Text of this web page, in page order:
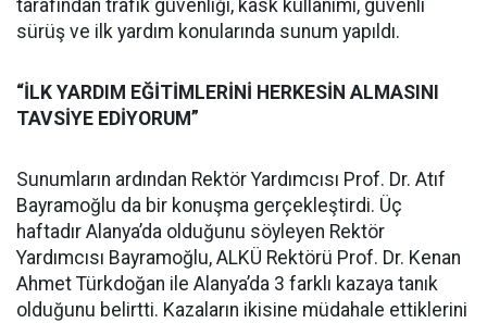
tarafından trafik güvenliği, kask kullanımı, güvenli
sürüş ve ilk yardım konularında sunum yapıldı.
“İLK YARDIM EĞİTİMLERİNİ HERKESİN ALMASINI
TAVSİYE EDİYORUM”
Sunumların ardından Rektör Yardımcısı Prof. Dr. Atıf
Bayramoğlu da bir konuşma gerçekleştirdi. Üç
haftadır Alanya’da olduğunu söyleyen Rektör
Yardımcısı Bayramoğlu, ALKÜ Rektörü Prof. Dr. Kenan
Ahmet Türkdoğan ile Alanya’da 3 farklı kazaya tanık
olduğunu belirtti. Kazaların ikisine müdahale ettiklerini